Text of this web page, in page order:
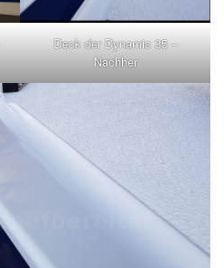
Deck der Dynamic 35 –
Nachher